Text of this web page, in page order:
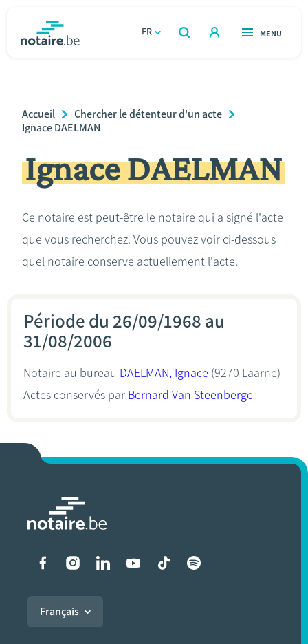
FR
OUVERT
RECHERCHER
OUVERT
MENU
Relations et vivre ensemble
Héritage et donations
Le notaire
Breadcrumb
Accueil
Chercher le détenteur d'un acte
Ignace DAELMAN
Ignace DAELMAN
Ce notaire est peut-être le notaire qui a signé l'acte
que vous recherchez. Vous pouvez voir ci-dessous
quel notaire conserve actuellement l'acte.
Période du 26/09/1968 au
31/08/2006
Notaire au bureau DAELMAN, Ignace (9270 Laarne)
Actes conservés par Bernard Van Steenberge
Liens vers les réseaux
Français